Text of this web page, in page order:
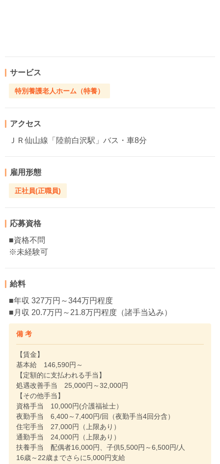
サービス
特別養護老人ホーム（特養）
アクセス
ＪＲ仙山線「陸前白沢駅」バス・車8分
雇用形態
正社員(正職員)
応募資格
■資格不問
※未経験可
給料
■年収 327万円～344万円程度
■月収 20.7万円～21.8万円程度（諸手当込み）
備 考
【賃金】
基本給 146,590円～
【定額的に支払われる手当】
処遇改善手当 25,000円～32,000円
【その他手当】
資格手当 10,000円(介護福祉士）
夜勤手当 6,400～7,400円/回（夜勤手当4回分含）
住宅手当 27,000円（上限あり）
通勤手当 24,000円（上限あり）
扶養手当 配偶者16,000円、子供5,500円～6,500円/人
16歳～22歳までさらに5,000円支給